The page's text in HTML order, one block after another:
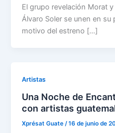
El grupo revelación Morat
Álvaro Soler se unen en
motivo del estreno […]
Artistas
Una Noche de
con artistas
Xprésat Guate/16 de junio de